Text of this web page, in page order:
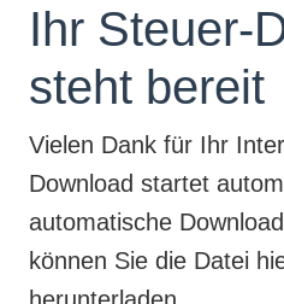
Ihr Steuer-
steht bereit
Vielen Dank für Ihr
Download startet
automatische
können Sie die Datei